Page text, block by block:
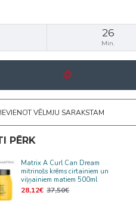
26
Min.
VĒLMJU SARAKSTAM
PĒRK
Matrix A Curl Can Dream
mitrinošs krēms cirtainiem un
viļņainiem matiem 500ml
28,12€ 37,50€